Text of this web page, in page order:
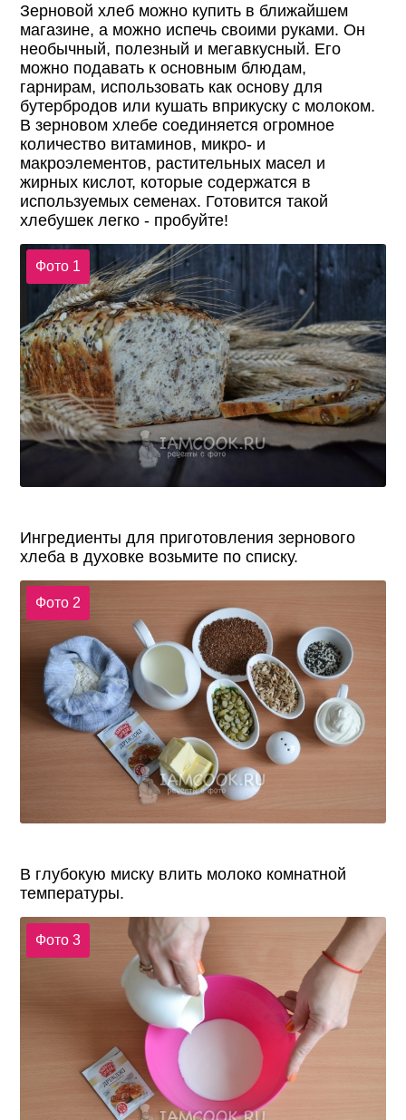
Зерновой хлеб можно купить в ближайшем
магазине, а можно испечь своими руками. Он
необычный, полезный и мегавкусный. Его
можно подавать к основным блюдам,
гарнирам, использовать как основу для
бутербродов или кушать вприкуску с молоком.
В зерновом хлебе соединяется огромное
количество витаминов, микро- и
макроэлементов, растительных масел и
жирных кислот, которые содержатся в
используемых семенах. Готовится такой
хлебушек легко - пробуйте!
Фото 1
Ингредиенты для приготовления зернового
хлеба в духовке возьмите по списку.
Фото 2
В глубокую миску влить молоко комнатной
температуры.
Фото 3